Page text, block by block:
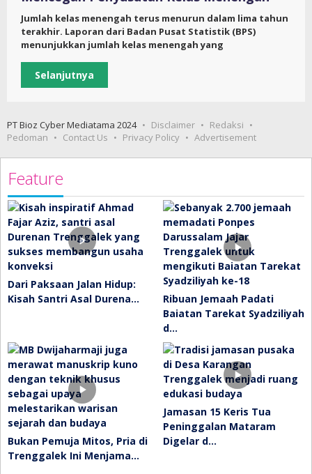
Jumlah kelas menengah terus menurun dalam lima tahun
terakhir. Laporan dari Badan Pusat Statistik (BPS)
menunjukkan jumlah kelas menengah yang
Selanjutnya
PT Bioz Cyber Mediatama 2024 Disclaimer
Redaksi
Pedoman
Contact Us Privacy Policy Advertisement
Feature
Dari Paksaan Jalan Hidup:
Kisah Santri Asal Durena…
Ribuan Jemaah Padati
Baiatan Tarekat Syadziliyah
d…
Bukan Pemuja Mitos, Pria di
Trenggalek Ini Menjama…
Jamasan 15 Keris Tua
Peninggalan Mataram
Digelar d…